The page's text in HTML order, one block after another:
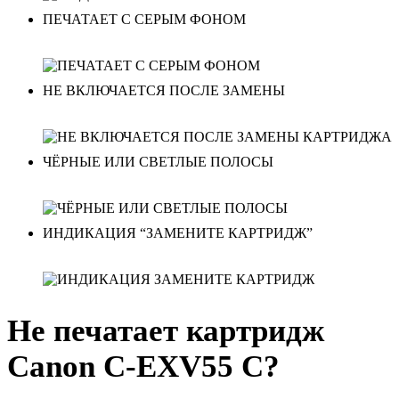
ПЕЧАТАЕТ С СЕРЫМ ФОНОМ
НЕ ВКЛЮЧАЕТСЯ ПОСЛЕ ЗАМЕНЫ
ЧЁРНЫЕ ИЛИ СВЕТЛЫЕ ПОЛОСЫ
ИНДИКАЦИЯ “ЗАМЕНИТЕ КАРТРИДЖ”
Не печатает картридж
Canon C-EXV55 C?